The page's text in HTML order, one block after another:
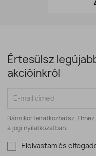
Értesülsz
akcióinkról
Bármikor leiratkozhatsz.
a jogi nyilatkozatban.
Elolvastam és